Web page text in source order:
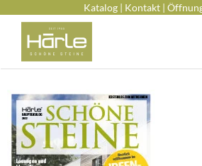
Inhalt
springen
Katalog|­ Kontakt|­